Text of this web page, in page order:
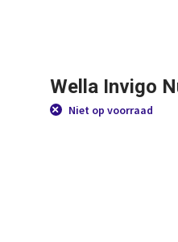
Wella Invigo
Niet op voorraad